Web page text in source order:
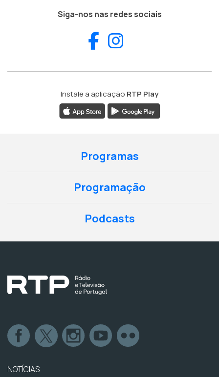
Siga-nos nas redes sociais
Facebook
Instale a aplicação RTP Play
Programas
Programação
Podcasts
NOTÍCIAS